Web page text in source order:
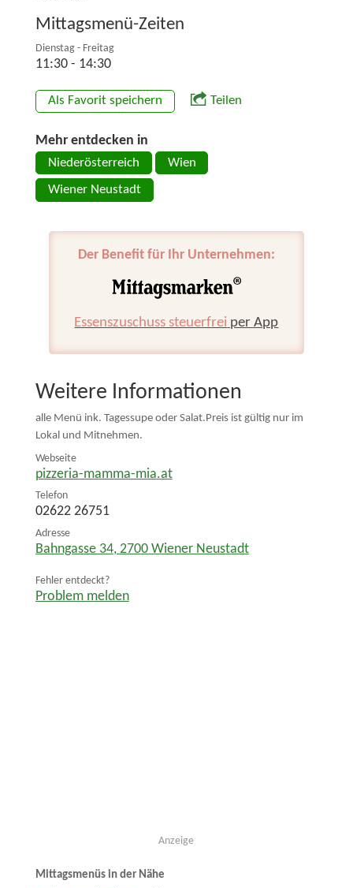
Mittagsmenü-Zeiten
Dienstag - Freitag
11:30 - 14:30
Als Favorit speichern Teilen
Mehr entdecken in
Niederösterreich Wien
Wiener Neustadt
Der Benefit für Ihr Unternehmen:
Essenszuschuss steuerfrei per App
Weitere Informationen
alle Menü ink. Tagessupe oder Salat.Preis ist gültig nur im
Lokal und Mitnehmen.
Webseite
pizzeria-mamma-mia.at
Telefon
02622 26751
Adresse
Bahngasse 34, 2700 Wiener Neustadt
Fehler entdeckt?
Problem melden
Anzeige
Mittagsmenüs in der Nähe